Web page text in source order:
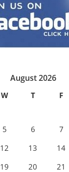
August 2026
W T F
5 6 7
12 13 14
19 20 21